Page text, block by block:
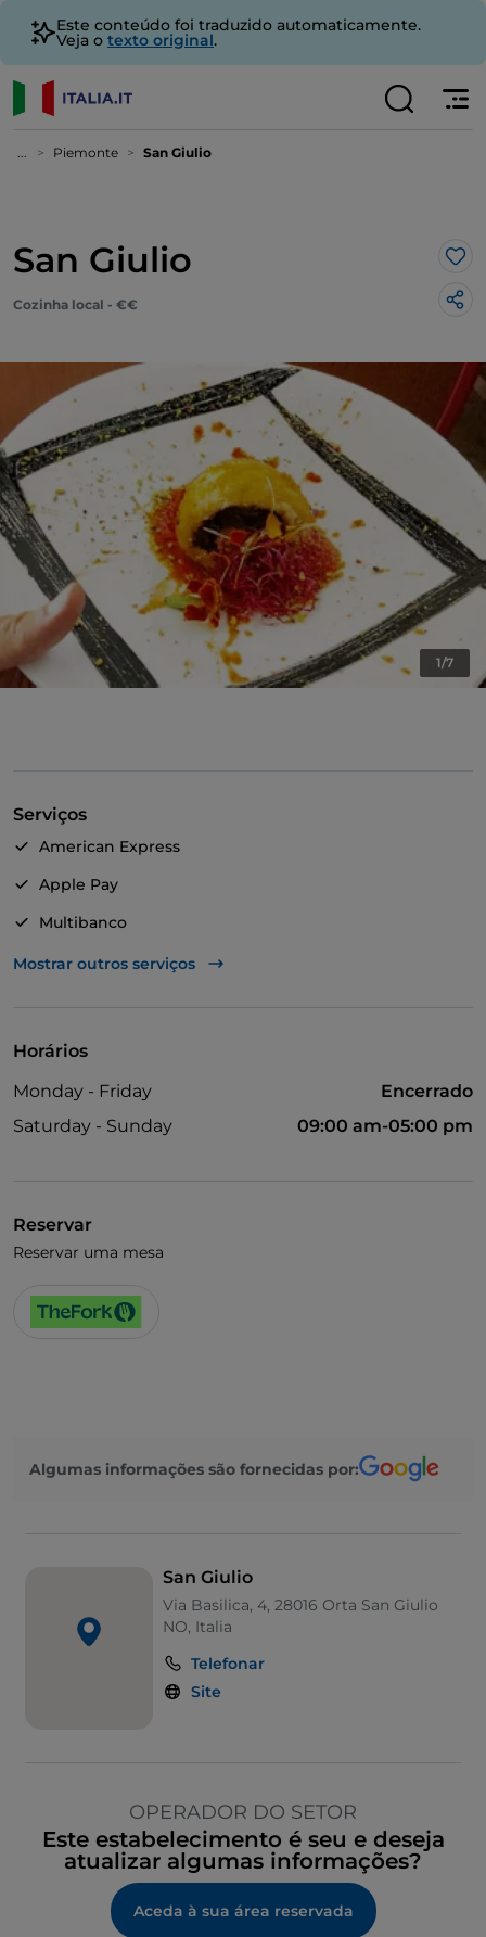
Este conteúdo foi traduzido automaticamente.
Veja o texto original.
... Piemonte San Giulio
San Giulio
Cozinha local - €€
1/7
Serviços
American Express
Apple Pay
Multibanco
Mastercard
Mostrar outros serviços
Horários
Monday - Friday
Encerrado
Saturday - Sunday
09:00 am-05:00 pm
Reservar
Reservar uma mesa
Algumas informações são fornecidas por:
San Giulio
Via Basilica, 4, 28016 Orta San Giulio
NO, Italia
Telefonar
Site
OPERADOR DO SETOR
Este estabelecimento é seu e deseja
atualizar algumas informações?
Aceda à sua área reservada